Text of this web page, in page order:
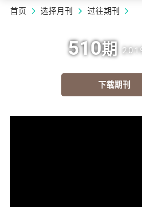
首页 选择月刊 过往期刊
510期
下载期刊